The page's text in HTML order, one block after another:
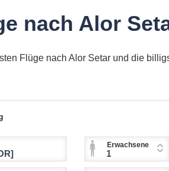
nach Alor
Flüge nach Alor Setar und die
Erwachsene
1